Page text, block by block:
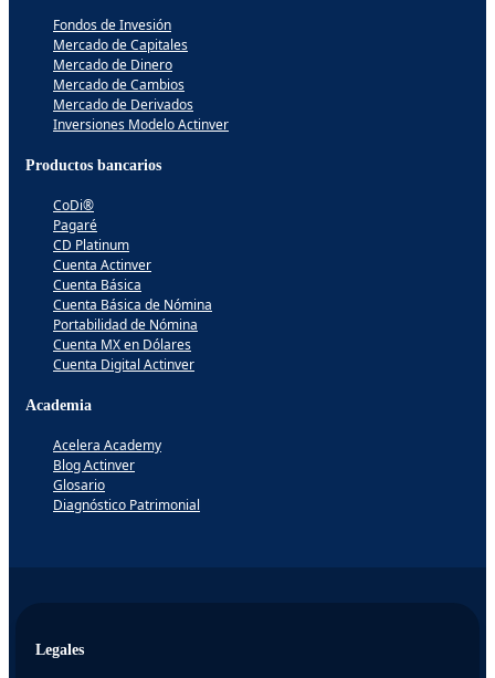
Fondos de Invesión
Mercado de Capitales
Mercado de Dinero
Mercado de Cambios
Mercado de Derivados
Inversiones Modelo Actinver
Productos bancarios
CoDi®
Pagaré
CD Platinum
Cuenta Actinver
Cuenta Básica
Cuenta Básica de Nómina
Portabilidad de Nómina
Cuenta MX en Dólares
Cuenta Digital Actinver
Academia
Acelera Academy
Blog Actinver
Glosario
Diagnóstico Patrimonial
Legales